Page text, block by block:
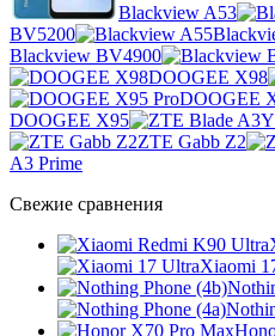
Blackview A53
BV5200
Blackview BV4900
DOOGEE X98
DOOGEE
DOOGEE X95
ZTE Gabb Z2
A3 Prime
Свежие сравнения
Xiaomi